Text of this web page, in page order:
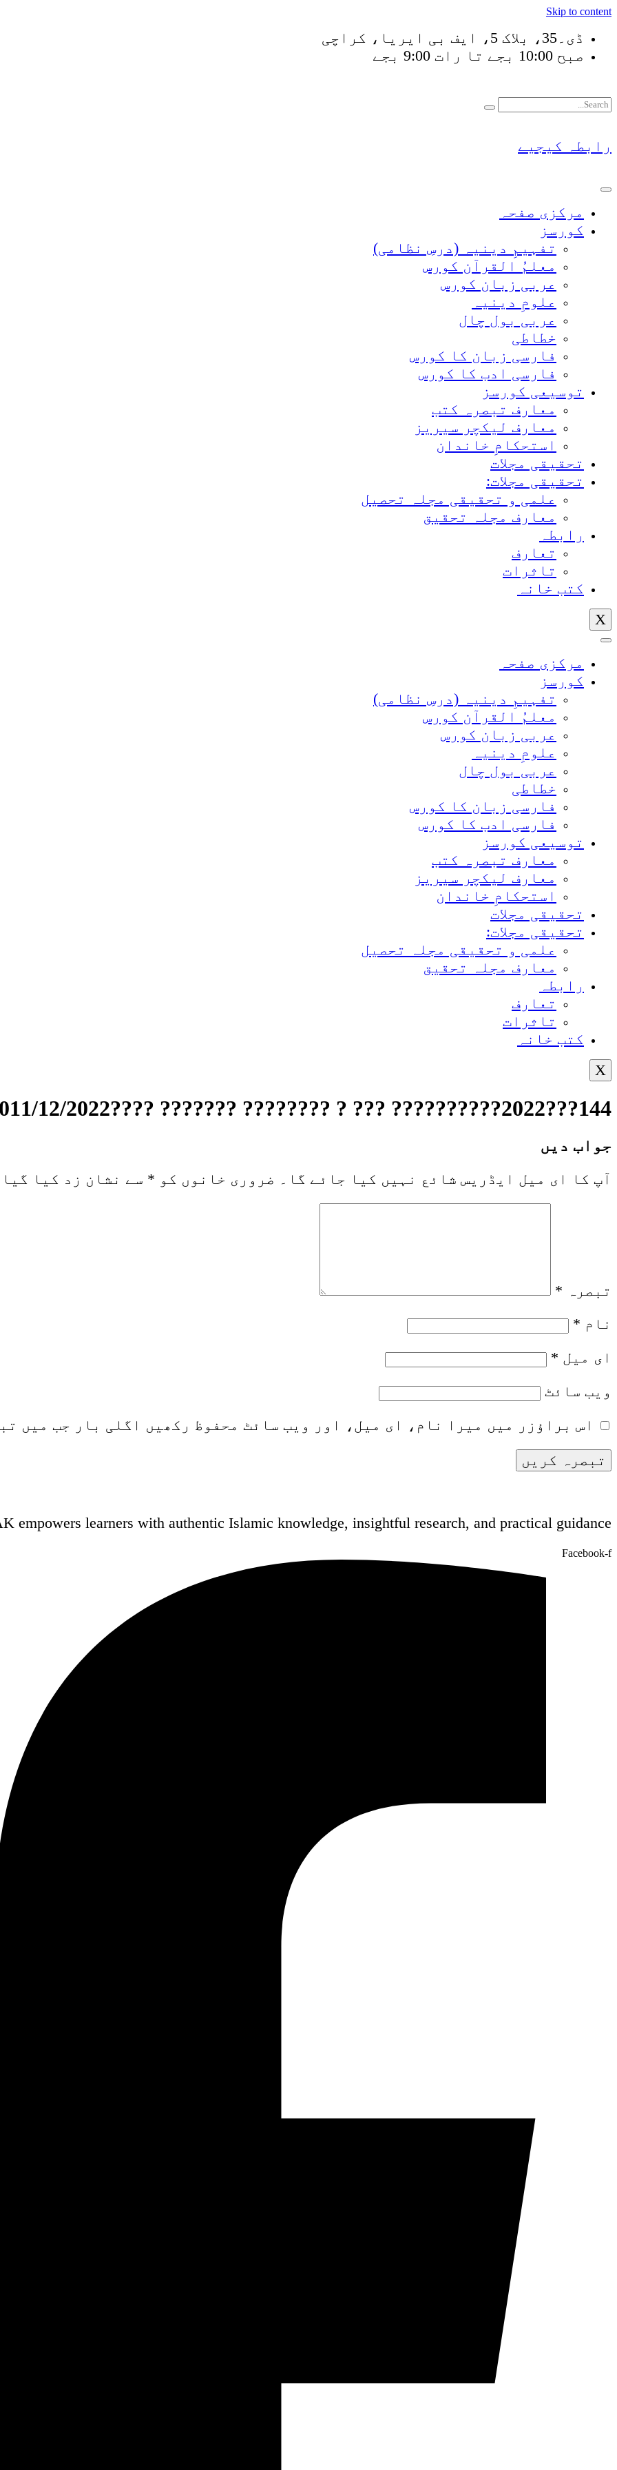
Skip to content
ڈی۔35، بلاک 5، ایف بی ایریا، کراچی
صبح 10:00 بجے تا رات 9:00 بجے
رابطہ کیجیے
مرکزی صفحہ
کورسز
تفہیمِ دینیہ (درسِ نظامی)
معلمُ القرآن کورس
عربی زبان کورس
علومِ دینیہ
عربی بول چال
خطاطی
فارسی زبان کا کورس
فارسی ادب کا کورس
توسیعی کورسز
معارف تبصرہ کتب
معارف لیکچر سیریز
استحکامِ خاندان
تحقیقی مجلات
تحقیقی مجلات:
علمی و تحقیقی مجلہ تحصیل
معارف مجلہ تحقیق
رابطہ
تعارف
تاثرات
کتب خانہ
X
مرکزی صفحہ
کورسز
تفہیمِ دینیہ (درسِ نظامی)
معلمُ القرآن کورس
عربی زبان کورس
علومِ دینیہ
عربی بول چال
خطاطی
فارسی زبان کا کورس
فارسی ادب کا کورس
توسیعی کورسز
معارف تبصرہ کتب
معارف لیکچر سیریز
استحکامِ خاندان
تحقیقی مجلات
تحقیقی مجلات:
علمی و تحقیقی مجلہ تحصیل
معارف مجلہ تحقیق
رابطہ
تعارف
تاثرات
کتب خانہ
X
144???2022?????????? ??? ? ???????? ??????? ????23011/12/2022
جواب دیں
آپ کا ای میل ایڈریس شائع نہیں کیا جائے گا۔ ضروری خانوں کو * سے نشان زد کیا
تبصرہ *
نام *
ای میل *
ویب‌ سائٹ
اس براؤزر میں میرا نام، ای میل، اور ویب سائٹ محفوظ رکھیں اگلی بار جب میں
empowers learners with authentic Islamic knowledge, insightful research, and practical guidance
Facebook-f